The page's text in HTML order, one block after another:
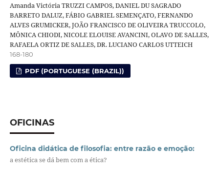
Amanda Victória TRUZZI CAMPOS, DANIEL DU SAGRADO
BARRETO DALUZ, FÁBIO GABRIEL SEMENÇATO, FERNANDO
ALVES GRUMICKER, JOÃO FRANCISCO DE OLIVEIRA TRUCCOLO,
MÔNICA CHIODI, NICOLE ELOUISE AVANCINI, OLAVO DE SALLES,
RAFAELA ORTIZ DE SALLES, DR. LUCIANO CARLOS UTTEICH
168-180
PDF (PORTUGUESE (BRAZIL))
OFICINAS
Oficina didática de filosofia: entre razão e emoção:
a estética se dá bem com a ética?